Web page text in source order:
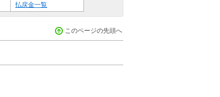
払戻金一覧
このページの先頭へ